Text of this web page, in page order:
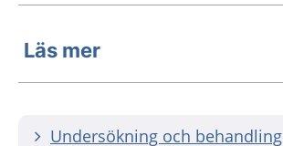
Läs mer
Undersökning och behandling